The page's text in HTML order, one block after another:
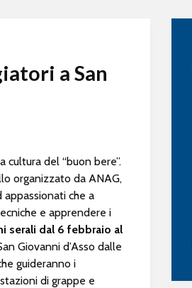
a San
del “buon bere”.
organizzato da ANAG,
appassionati che a
e apprendere i
serali dal 6 febbraio al
Giovanni d’Asso dalle
guideranno i
di grappe e